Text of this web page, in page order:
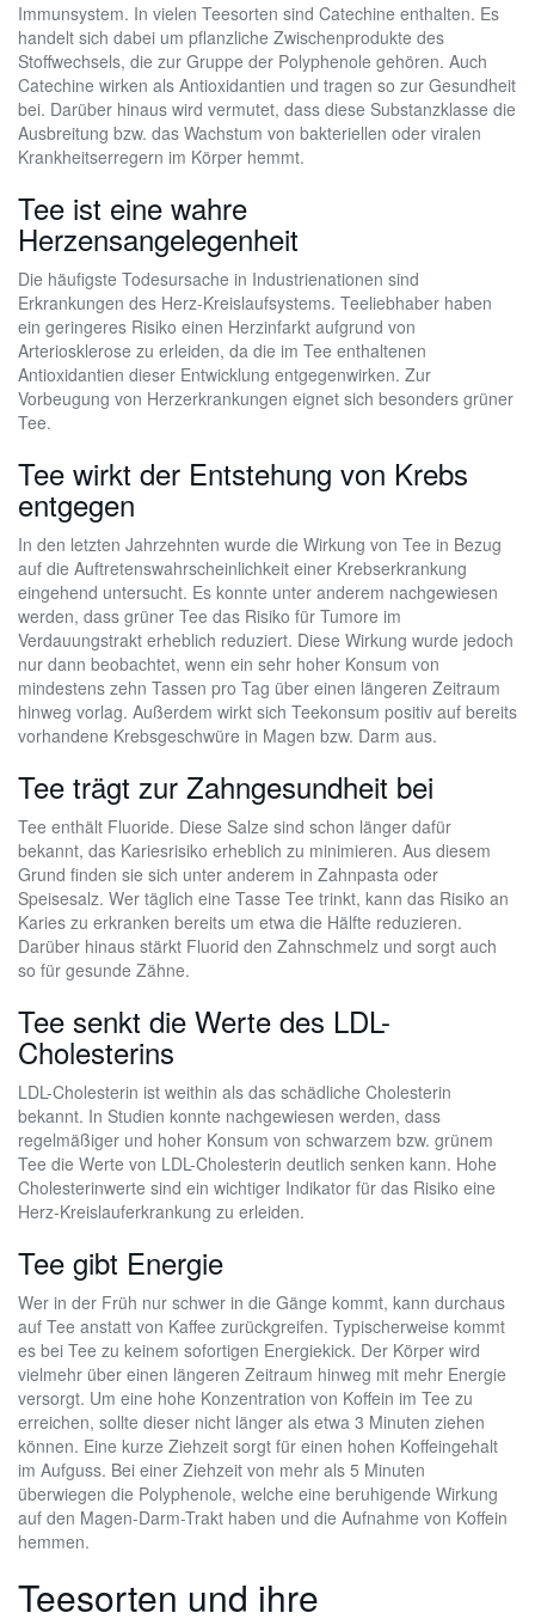
Immunsystem. In vielen Teesorten sind Catechine enthalten. Es
handelt sich dabei um pflanzliche Zwischenprodukte des
Stoffwechsels, die zur Gruppe der Polyphenole gehören. Auch
Catechine wirken als Antioxidantien und tragen so zur Gesundheit
bei. Darüber hinaus wird vermutet, dass diese Substanzklasse die
Ausbreitung bzw. das Wachstum von bakteriellen oder viralen
Krankheitserregern im Körper hemmt.
Tee ist eine wahre
Herzensangelegenheit
Die häufigste Todesursache in Industrienationen sind
Erkrankungen des Herz-Kreislaufsystems. Teeliebhaber haben
ein geringeres Risiko einen Herzinfarkt aufgrund von
Arteriosklerose zu erleiden, da die im Tee enthaltenen
Antioxidantien dieser Entwicklung entgegenwirken. Zur
Vorbeugung von Herzerkrankungen eignet sich besonders grüner
Tee.
Tee wirkt der Entstehung von Krebs
entgegen
In den letzten Jahrzehnten wurde die Wirkung von Tee in Bezug
auf die Auftretenswahrscheinlichkeit einer Krebserkrankung
eingehend untersucht. Es konnte unter anderem nachgewiesen
werden, dass grüner Tee das Risiko für Tumore im
Verdauungstrakt erheblich reduziert. Diese Wirkung wurde jedoch
nur dann beobachtet, wenn ein sehr hoher Konsum von
mindestens zehn Tassen pro Tag über einen längeren Zeitraum
hinweg vorlag. Außerdem wirkt sich Teekonsum positiv auf bereits
vorhandene Krebsgeschwüre in Magen bzw. Darm aus.
Tee trägt zur Zahngesundheit bei
Tee enthält Fluoride. Diese Salze sind schon länger dafür
bekannt, das Kariesrisiko erheblich zu minimieren. Aus diesem
Grund finden sie sich unter anderem in Zahnpasta oder
Speisesalz. Wer täglich eine Tasse Tee trinkt, kann das Risiko an
Karies zu erkranken bereits um etwa die Hälfte reduzieren.
Darüber hinaus stärkt Fluorid den Zahnschmelz und sorgt auch
so für gesunde Zähne.
Tee senkt die Werte des LDL-
Cholesterins
LDL-Cholesterin ist weithin als das schädliche Cholesterin
bekannt. In Studien konnte nachgewiesen werden, dass
regelmäßiger und hoher Konsum von schwarzem bzw. grünem
Tee die Werte von LDL-Cholesterin deutlich senken kann. Hohe
Cholesterinwerte sind ein wichtiger Indikator für das Risiko eine
Herz-Kreislauferkrankung zu erleiden.
Tee gibt Energie
Wer in der Früh nur schwer in die Gänge kommt, kann durchaus
auf Tee anstatt von Kaffee zurückgreifen. Typischerweise kommt
es bei Tee zu keinem sofortigen Energiekick. Der Körper wird
vielmehr über einen längeren Zeitraum hinweg mit mehr Energie
versorgt. Um eine hohe Konzentration von Koffein im Tee zu
erreichen, sollte dieser nicht länger als etwa 3 Minuten ziehen
können. Eine kurze Ziehzeit sorgt für einen hohen Koffeingehalt
im Aufguss. Bei einer Ziehzeit von mehr als 5 Minuten
überwiegen die Polyphenole, welche eine beruhigende Wirkung
auf den Magen-Darm-Trakt haben und die Aufnahme von Koffein
hemmen.
Teesorten und ihre